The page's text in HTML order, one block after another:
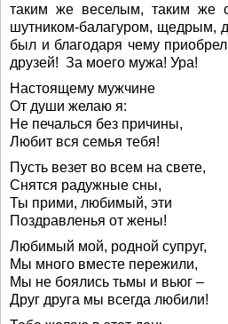
таким же веселым, таким же
шутником-балагуром, щедрым,
был и благодаря чему
друзей! За моего мужа! Ура!
Настоящему мужчине
От души желаю я:
Не печалься без причины,
Любит вся семья тебя!
Пусть везет во всем на свете,
Снятся радужные сны,
Ты прими, любимый, эти
Поздравленья от жены!
Любимый мой, родной супруг,
Мы много вместе пережили,
Мы не боялись тьмы и вьюг –
Друг друга мы всегда любили!